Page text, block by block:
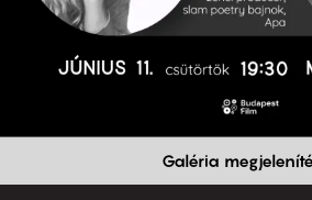
Galéria